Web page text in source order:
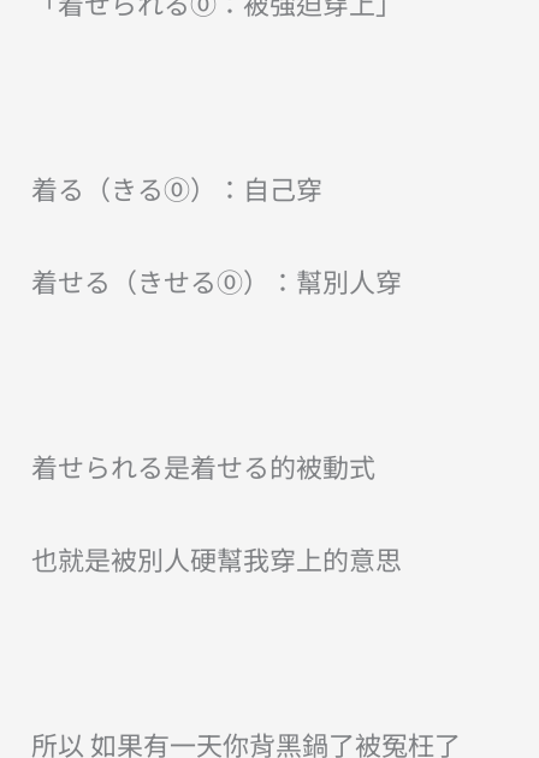
着る（きる⓪）：自己穿
着せる（きせる⓪）：幫別人穿
着せられる是着せる的被動式
也就是被別人硬幫我穿上的意思
所以 如果有一天你背黑鍋了被冤枉了